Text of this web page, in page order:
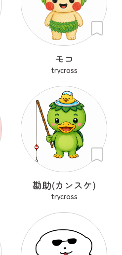
モコ
trycross
勘助(カンスケ)
trycross